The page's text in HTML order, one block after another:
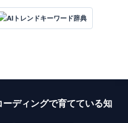
AIトレンドキーワード辞典
ディングで育てている知